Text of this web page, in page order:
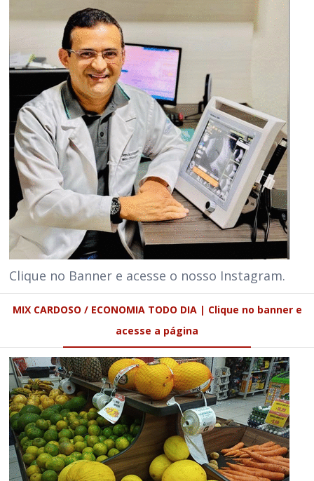
Clique no Banner e acesse o nosso Instagram.
MIX CARDOSO / ECONOMIA TODO DIA | Clique no banner e
acesse a página